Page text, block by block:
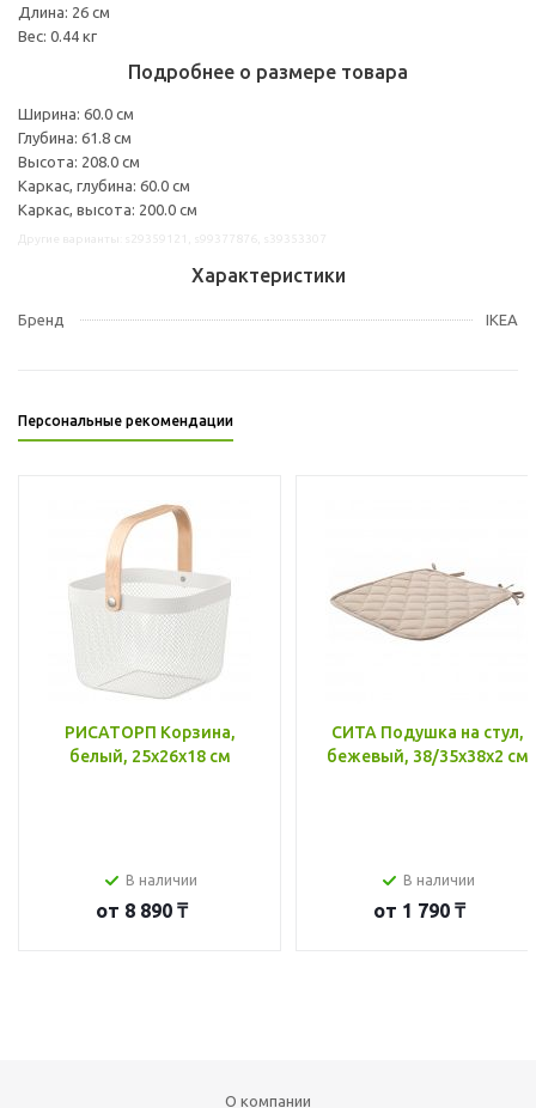
Длина: 26 см
Вес: 0.44 кг
Подробнее о размере товара
Ширина: 60.0 см
Глубина: 61.8 см
Высота: 208.0 см
Каркас, глубина: 60.0 см
Каркас, высота: 200.0 см
Характеристики
Бренд IKEA
Персональные рекомендации
РИСАТОРП Корзина,
белый, 25x26x18 см
В наличии
от 8 890 ₸
СИТА Подушка на стул,
бежевый, 38/35x38x2 см
В наличии
от 1 790 ₸
О компании